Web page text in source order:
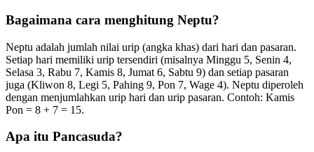
Bagaimana cara menghitung Neptu?
Neptu adalah jumlah nilai urip (angka khas) dari hari dan pasaran.
Setiap hari memiliki urip tersendiri (misalnya Minggu 5, Senin 4,
Selasa 3, Rabu 7, Kamis 8, Jumat 6, Sabtu 9) dan setiap pasaran
juga (Kliwon 8, Legi 5, Pahing 9, Pon 7, Wage 4). Neptu diperoleh
dengan menjumlahkan urip hari dan urip pasaran. Contoh: Kamis
Pon = 8 + 7 = 15.
Apa itu Pancasuda?